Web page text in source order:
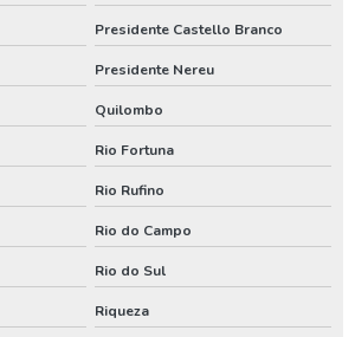
poço em santa catarina
poço no parana
em santa catarina
no parana
Presidente Castello Branco
Presidente Nereu
Quilombo
Rio Fortuna
Rio Rufino
Rio do Campo
Rio do Sul
Riqueza